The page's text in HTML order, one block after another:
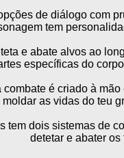
de diálogo com
tem
e abate alvos ao
específicas do
é criado à
as vidas do teu
tem dois sistemas de
detetar e abater os